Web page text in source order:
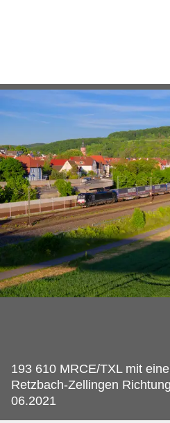
193 610 MRCE/TXL mit
Retzbach-Zellingen
06.2021